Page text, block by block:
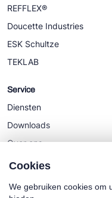
REFFLEX®
Doucette Industries
ESK Schultze
TEKLAB
Service
Diensten
Downloads
Over ons
Nieuws
Cookies
We gebruiken cookies om